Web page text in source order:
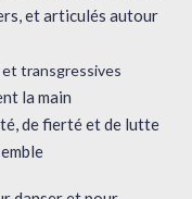
et articulés autour
transgressives
la main
de fierté et de lutte